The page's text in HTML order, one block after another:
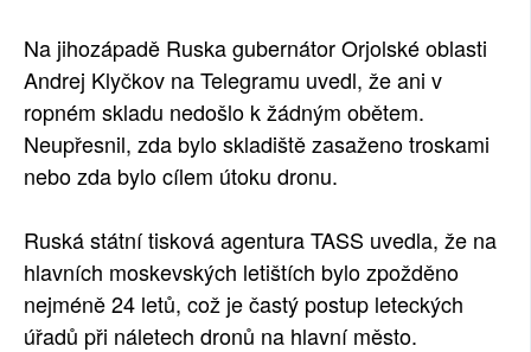
Na jihozápadě Ruska gubernátor Orjolské oblasti
Andrej Klyčkov na Telegramu uvedl, že ani v
ropném skladu nedošlo k žádným obětem.
Neupřesnil, zda bylo skladiště zasaženo troskami
nebo zda bylo cílem útoku dronu.
Ruská státní tisková agentura TASS uvedla, že na
hlavních moskevských letištích bylo zpožděno
nejméně 24 letů, což je častý postup leteckých
úřadů při náletech dronů na hlavní město.